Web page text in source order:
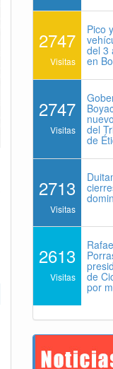
2747
Visitas
Pico
del 3
en
2747
Visitas del
de
2713
Visitas
2613
Visitas de
por